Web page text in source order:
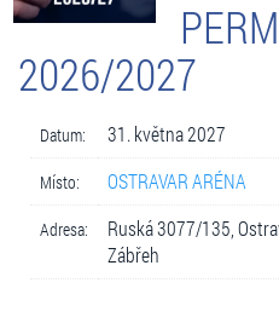
2026/2027
Datum: 31. května 2027
Místo: OSTRAVAR ARÉNA
Adresa:
Ruská 3077/135,
Zábřeh